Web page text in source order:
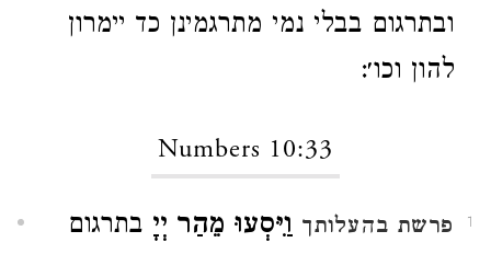
ובתרגום בבלי נמי מתרגמינן כד יימרון
להון וכו׳:
Numbers 10:33
1 פרשת בהעלותך וַיִּסְעוּ מֵהַר יְיָ בתרגום